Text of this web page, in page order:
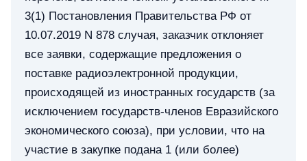
3(1) Постановления Правительства РФ от
10.07.2019 N 878 случая, заказчик отклоняет
все заявки, содержащие предложения о
поставке радиоэлектронной продукции,
происходящей из иностранных государств (за
исключением государств-членов Евразийского
экономического союза), при условии, что на
участие в закупке подана 1 (или более)